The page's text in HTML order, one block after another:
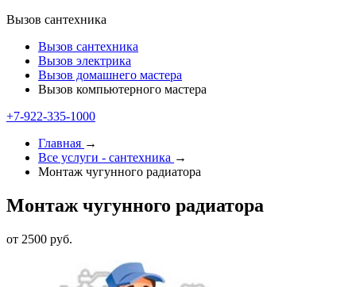
Вызов сантехника
Вызов сантехника
Вызов электрика
Вызов домашнего мастера
Вызов компьютерного мастера
+7-922-335-1000
Главная →
Все услуги - cантехника →
Монтаж чугунного радиатора
Монтаж чугунного радиатора
от 2500 руб.